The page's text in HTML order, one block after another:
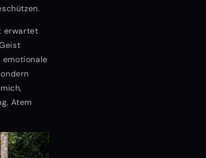
erwartet
emotionale
Atem